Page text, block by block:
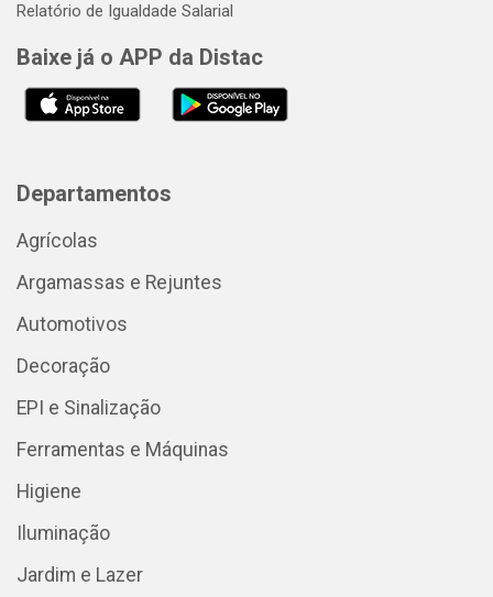
Relatório de Igualdade Salarial
Baixe já o APP da Distac
Departamentos
Agrícolas
Argamassas e Rejuntes
Automotivos
Decoração
EPI e Sinalização
Ferramentas e Máquinas
Higiene
Iluminação
Jardim e Lazer